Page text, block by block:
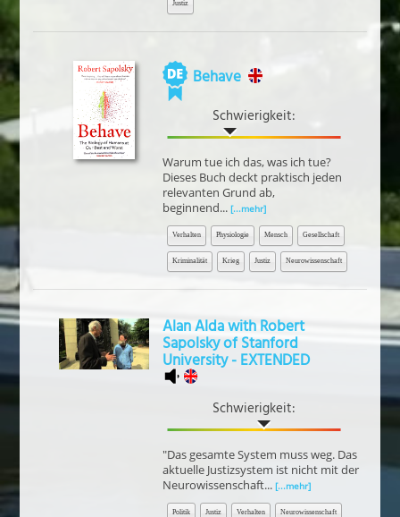
Justiz
Behave
Schwierigkeit:
Warum tue ich das, was ich tue?
Dieses Buch deckt praktisch jeden
relevanten Grund ab,
beginnend... [...mehr]
Verhalten Physiologie Mensch Gesellschaft
Kriminalität Krieg Justiz Neurowissenschaft
Alan Alda with Robert
Sapolsky of Stanford
University - EXTENDED
Schwierigkeit:
"Das gesamte System muss weg. Das
aktuelle Justizsystem ist nicht mit der
Neurowissenschaft... [...mehr]
Politik Justiz Verhalten Neurowissenschaft